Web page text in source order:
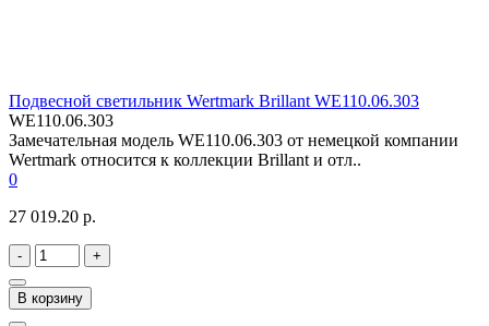
Подвесной светильник Wertmark Brillant WE110.06.303
WE110.06.303
Замечательная модель WE110.06.303 от немецкой компании
Wertmark относится к коллекции Brillant и отл..
0
27 019.20 р.
- +
В корзину